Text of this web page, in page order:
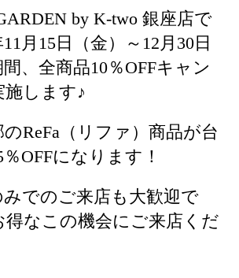
by K-two 銀座店で
月15日（金）～12月30日
間、全商品10％OFFキャン
します♪
ReFa（リファ）商品が台
OFFになります！
でのご来店も大歓迎で
得なこの機会にご来店くだ